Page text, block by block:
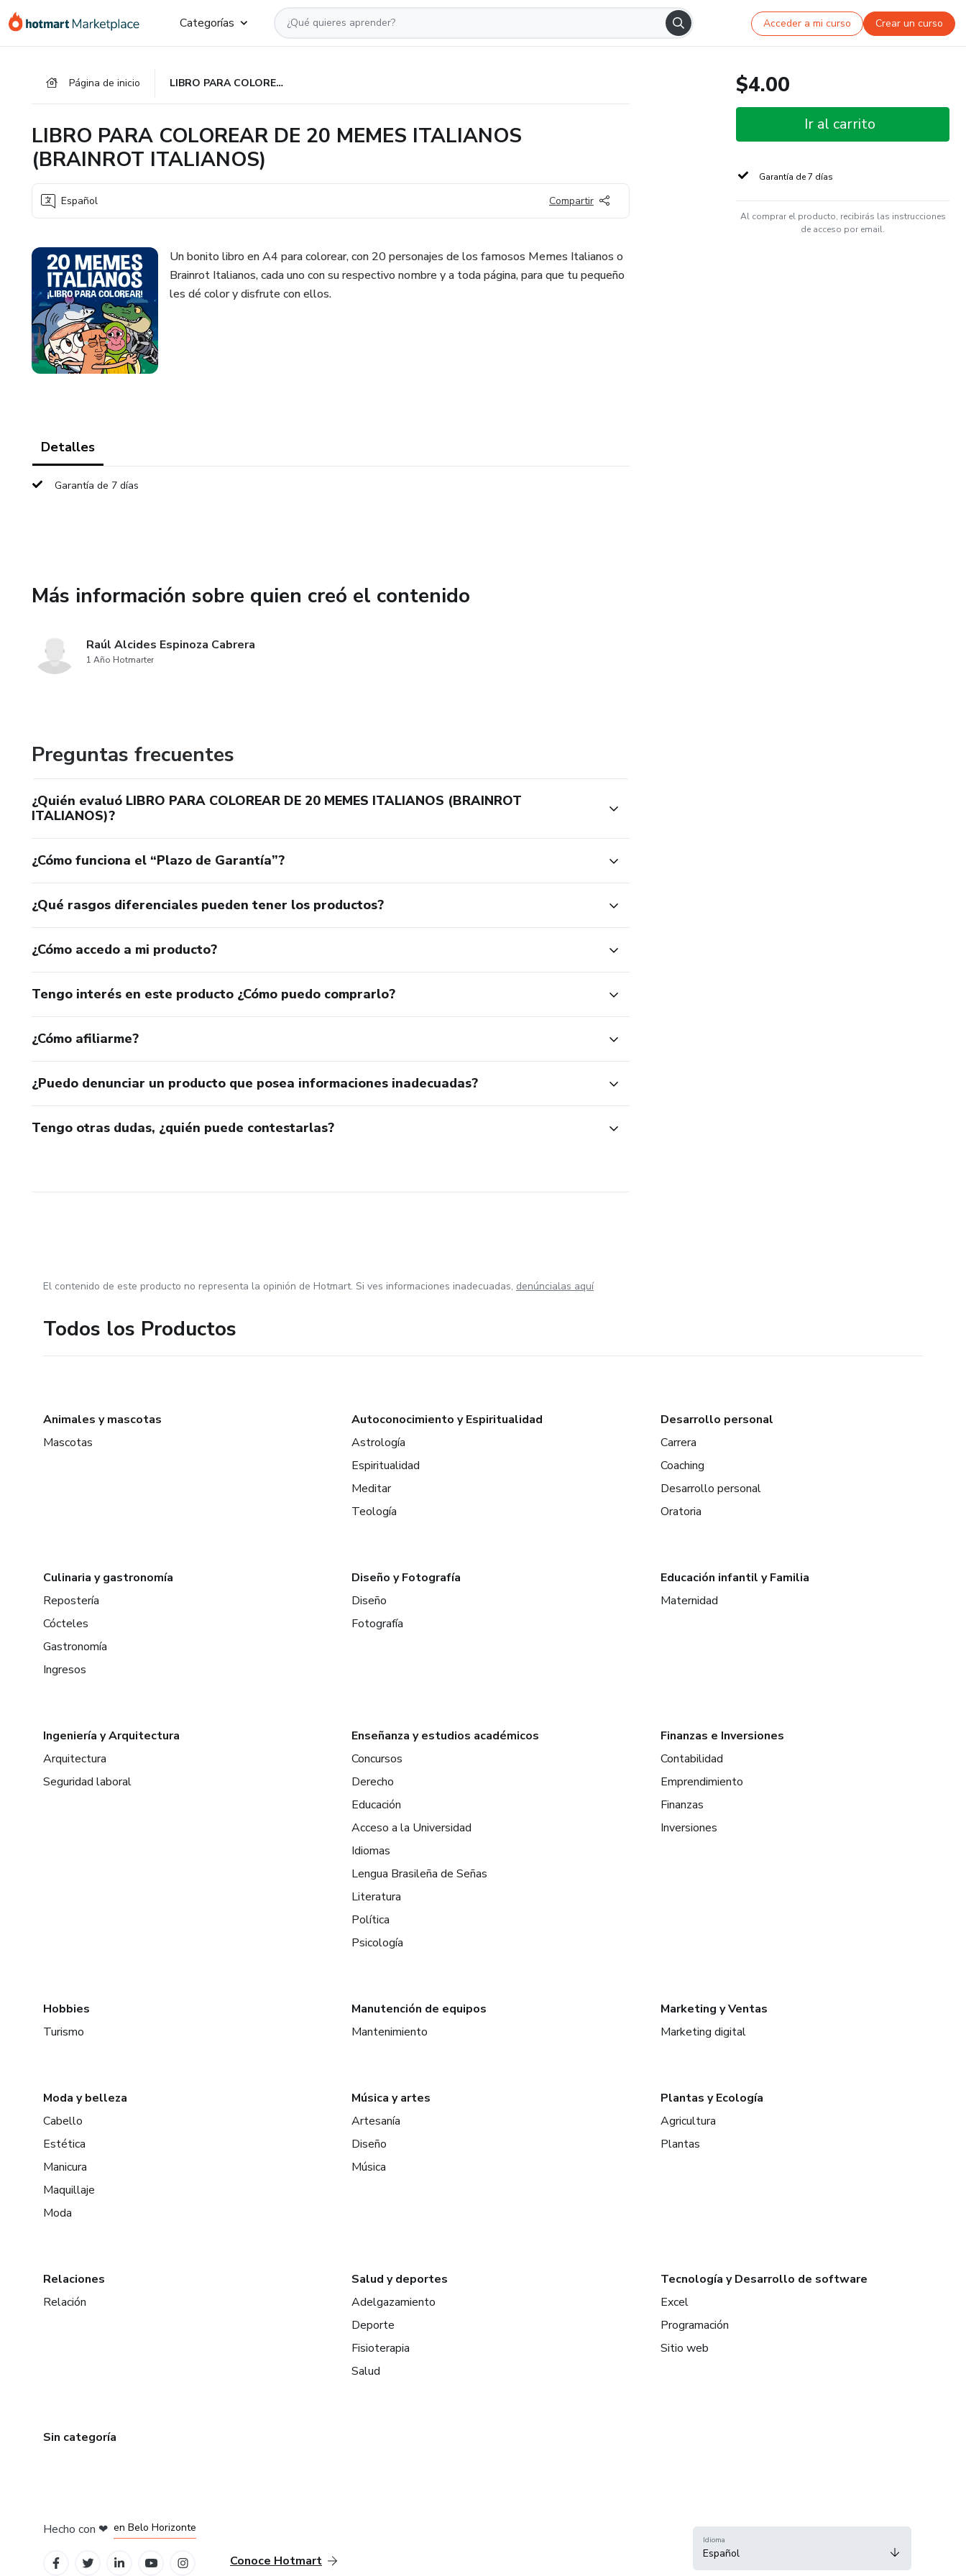
Categorías Acceder a mi curso Crear un curso
Página de inicio LIBRO PARA COLOREAR DE 20 MEMES ITALIANOS (BRAINROT ITALIANOS)
LIBRO PARA COLOREAR DE 20 MEMES ITALIANOS
(BRAINROT ITALIANOS)
Español Compartir
Un bonito libro en A4 para colorear, con 20 personajes de los famosos Memes Italianos o
Brainrot Italianos, cada uno con su respectivo nombre y a toda página, para que tu pequeño
les dé color y disfrute con ellos.
Detalles
Garantía de 7 días
Más información sobre quien creó el contenido
Raúl Alcides Espinoza Cabrera
1 Año Hotmarter
Preguntas frecuentes
¿Quién evaluó LIBRO PARA COLOREAR DE 20 MEMES ITALIANOS (BRAINROT
ITALIANOS)?
¿Cómo funciona el “Plazo de Garantía”?
¿Qué rasgos diferenciales pueden tener los productos?
¿Cómo accedo a mi producto?
Tengo interés en este producto ¿Cómo puedo comprarlo?
¿Cómo afiliarme?
¿Puedo denunciar un producto que posea informaciones inadecuadas?
Tengo otras dudas, ¿quién puede contestarlas?
$4.00
Ir al carrito
Garantía de 7 días
Al comprar el producto, recibirás las instrucciones
de acceso por email.
El contenido de este producto no representa la opinión de Hotmart. Si ves informaciones inadecuadas, denúncialas aquí
Todos los Productos
Animales y mascotas
Mascotas
Autoconocimiento y Espiritualidad
Astrología
Espiritualidad
Meditar
Teología
Desarrollo personal
Carrera
Coaching
Desarrollo personal
Oratoria
Culinaria y gastronomía
Repostería
Cócteles
Gastronomía
Ingresos
Diseño y Fotografía
Diseño
Fotografía
Educación infantil y Familia
Maternidad
Ingeniería y Arquitectura
Arquitectura
Seguridad laboral
Enseñanza y estudios académicos
Concursos
Derecho
Educación
Acceso a la Universidad
Idiomas
Lengua Brasileña de Señas
Literatura
Política
Psicología
Finanzas e Inversiones
Contabilidad
Emprendimiento
Finanzas
Inversiones
Hobbies
Turismo
Manutención de equipos
Mantenimiento
Marketing y Ventas
Marketing digital
Moda y belleza
Cabello
Estética
Manicura
Maquillaje
Moda
Música y artes
Artesanía
Diseño
Música
Plantas y Ecología
Agricultura
Plantas
Relaciones
Relación
Salud y deportes
Adelgazamiento
Deporte
Fisioterapia
Salud
Tecnología y Desarrollo de software
Excel
Programación
Sitio web
Sin categoría
Hecho con ❤ en Belo Horizonte
Conoce Hotmart
Idioma
Español